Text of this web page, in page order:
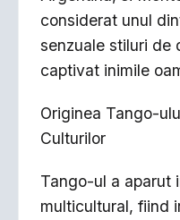
considerat unul
senzuale stiluri de
captivat inimile
Originea Tango-
Culturilor
Tango-ul a aparut
multicultural, fiind